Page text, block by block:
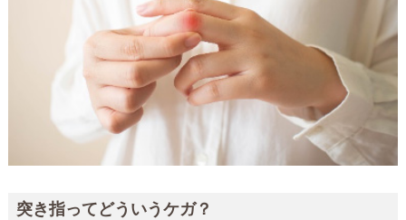
突き指ってどういうケガ？